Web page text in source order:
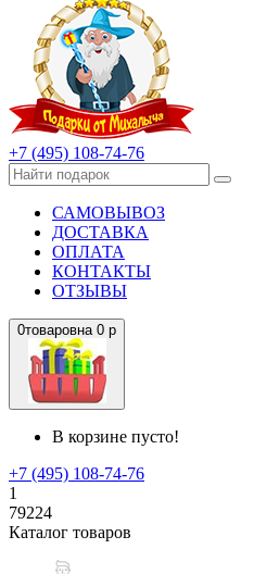
+7 (495) 108-74-76
САМОВЫВОЗ
ДОСТАВКА
ОПЛАТА
КОНТАКТЫ
ОТЗЫВЫ
0товаровна 0 р
В корзине пусто!
+7 (495) 108-74-76
1
79224
Каталог товаров